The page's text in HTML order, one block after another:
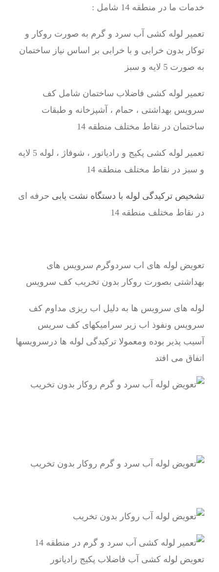
خدمات ما در منطقه 14 شامل :
تعمیر لوله کشی آب سرد و گرم به صورت روکار و
توکار بدون خرابی و با خرابی بر اساس نیاز ساختمان
به صورت 5 لایه و سبز
تعمیر لوله کشی فاضلاب ساختمان شامل کف
سرویس بهداشتی ، حمام ، آشپزخانه و طبقات
ساختمان در نقاط مختلف منطقه 14
تعمیر لوله کشی پکیج و رادیاتور ، شوفاژ ، لوله 5 لایه
و سبز در نقاط مختلف منطقه 14
تشخیص ترکیدگی لوله با دستگاه نشت یابی حرفه ای
در نقاط مختلف منطقه 14
تعویض لوله های اب سردوگرم سرویس های
بهداشتی بصورت روکار بدون تخریب کف سرویس
لوله های سرویس ها به دلیل اب ریزی مداوم کف
سرویس ونفوذ اب زیر سرامیکهای کف سریس
آسیب پذیر بوده ومعمولا ترکیدگی لوله ها درسرویسها
اتفاق می افتد